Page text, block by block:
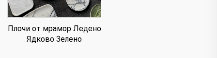
Плочи от мрамор Ледено
Ядково Зелено